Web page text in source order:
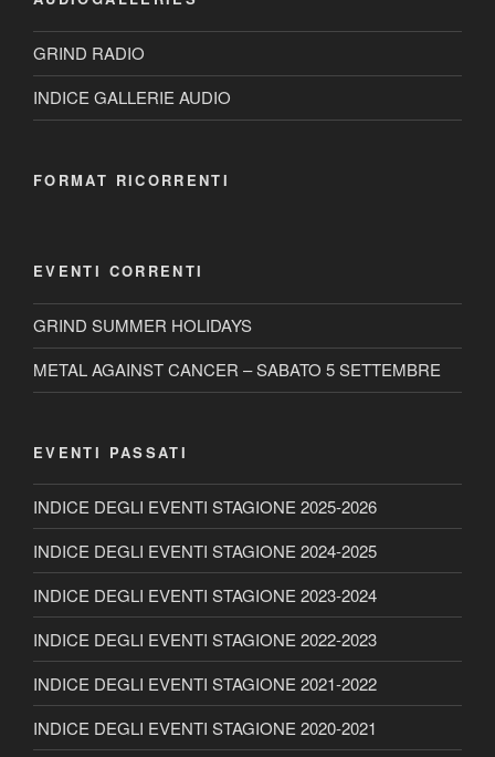
GRIND RADIO
INDICE GALLERIE AUDIO
FORMAT RICORRENTI
EVENTI CORRENTI
GRIND SUMMER HOLIDAYS
METAL AGAINST CANCER – SABATO 5 SETTEMBRE
EVENTI PASSATI
INDICE DEGLI EVENTI STAGIONE 2025-2026
INDICE DEGLI EVENTI STAGIONE 2024-2025
INDICE DEGLI EVENTI STAGIONE 2023-2024
INDICE DEGLI EVENTI STAGIONE 2022-2023
INDICE DEGLI EVENTI STAGIONE 2021-2022
INDICE DEGLI EVENTI STAGIONE 2020-2021